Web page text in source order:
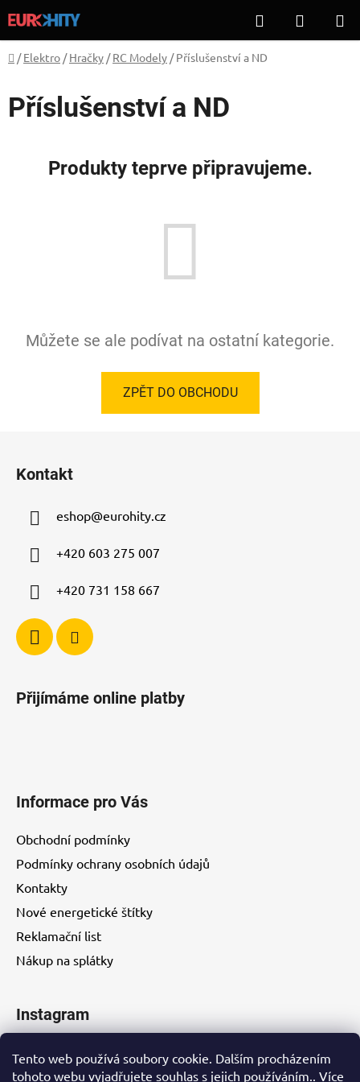
Tento web používá soubory cookie. Dalším procházením
tohoto webu vyjadřujete souhlas s jejich používáním.. Více
na
obsah
Hledat
KOŠÍK
Domů
/ Elektro / Hračky / RC Modely / Příslušenství a ND
Příslušenství a ND
Produkty teprve připravujeme.
Můžete se ale podívat na ostatní kategorie.
ZPĚT DO OBCHODU
Kontakt
eshop@eurohity.cz
+420 603 275 007
+420 731 158 667
Přijímáme online platby
Informace pro Vás
Obchodní podmínky
Podmínky ochrany osobních údajů
Kontakty
Nové energetické štítky
Reklamační list
Nákup na splátky
Instagram